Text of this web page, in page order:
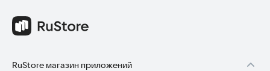
RuStore магазин приложений